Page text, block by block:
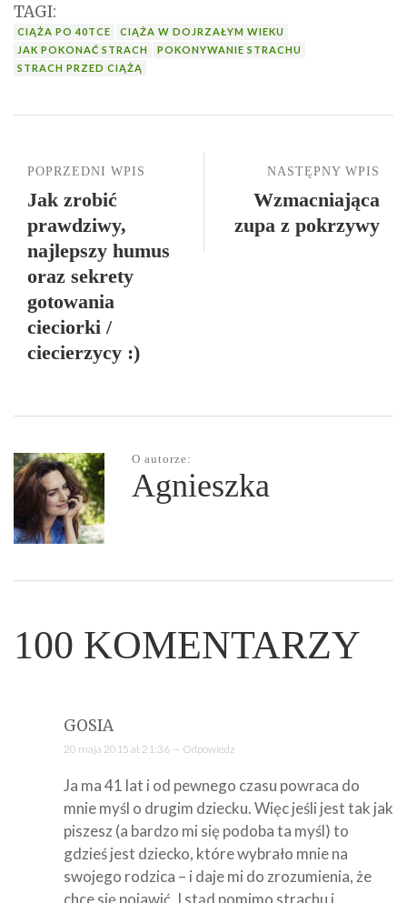
TAGI:
CIĄŻA PO 40TCE
CIĄŻA W DOJRZAŁYM WIEKU
JAK POKONAĆ STRACH
POKONYWANIE STRACHU
STRACH PRZED CIĄŻĄ
NASTĘPNY WPIS
Wzmacniająca
zupa z pokrzywy
POPRZEDNI WPIS
Jak zrobić
prawdziwy,
najlepszy humus
oraz sekrety
gotowania
cieciorki /
ciecierzycy :)
O autorze:
Agnieszka
100 KOMENTARZY
GOSIA
20 maja 2015 at 21:36 — Odpowiedz
Ja ma 41 lat i od pewnego czasu powraca do
mnie myśl o drugim dziecku. Więc jeśli jest tak jak
piszesz (a bardzo mi się podoba ta myśl) to
gdzieś jest dziecko, które wybrało mnie na
swojego rodzica – i daje mi do zrozumienia, że
chce się pojawić. I stąd pomimo strachu i